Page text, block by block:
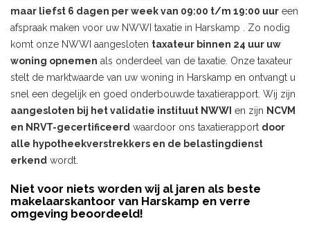
maar liefst 6 dagen per week van 09:00 t/m 19:00 uur een
afspraak maken voor uw NWWI taxatie in Harskamp . Zo nodig
komt onze NWWI aangesloten taxateur binnen 24 uur uw
woning opnemen als onderdeel van de taxatie. Onze taxateur
stelt de marktwaarde van uw woning in Harskamp en ontvangt u
snel een degelijk en goed onderbouwde taxatierapport. Wij zijn
aangesloten bij het validatie instituut NWWI en zijn NCVM
en NRVT-gecertificeerd waardoor ons taxatierapport door
alle hypotheekverstrekkers en de belastingdienst
erkend wordt.
Niet voor niets worden wij al jaren als beste
makelaarskantoor van Harskamp en verre
omgeving beoordeeld!